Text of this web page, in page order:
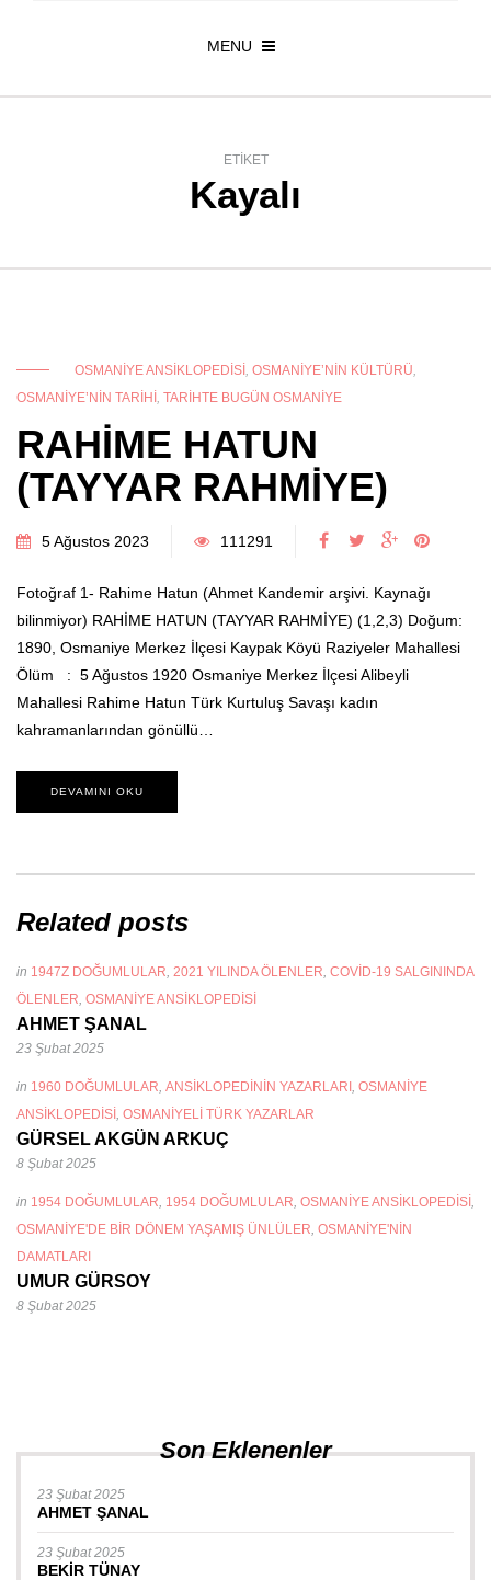
MENU
ETIKET
Kayalı
OSMANIYE ANSIKLOPEDISI , OSMANIYE’NIN KÜLTÜRÜ,
OSMANIYE’NIN TARIHI , TARIHTE BUGÜN OSMANIYE
RAHİME HATUN
(TAYYAR RAHMİYE)
5 Ağustos 2023 111291
Fotoğraf 1- Rahime Hatun (Ahmet Kandemir arşivi. Kaynağı
bilinmiyor) RAHİME HATUN (TAYYAR RAHMİYE) (1,2,3) Doğum:
1890, Osmaniye Merkez İlçesi Kaypak Köyü Raziyeler Mahallesi
Ölüm : 5 Ağustos 1920 Osmaniye Merkez İlçesi Alibeyli
Mahallesi Rahime Hatun Türk Kurtuluş Savaşı kadın
kahramanlarından gönüllü…
DEVAMINI OKU
Related posts
in 1947Z DOĞUMLULAR, 2021 YILINDA ÖLENLER, COVID-19 SALGININDA
ÖLENLER, OSMANIYE ANSIKLOPEDISI
AHMET ŞANAL
23 Şubat 2025
in 1960 DOĞUMLULAR, ANSIKLOPEDININ YAZARLARI , OSMANIYE
ANSIKLOPEDISI , OSMANIYELI TÜRK YAZARLAR
GÜRSEL AKGÜN ARKUÇ
8 Şubat 2025
in 1954 DOĞUMLULAR, 1954 DOĞUMLULAR, OSMANIYE ANSIKLOPEDISI ,
OSMANIYE'DE BIR DÖNEM YAŞAMIŞ ÜNLÜLER, OSMANIYE'NIN
DAMATLARI
UMUR GÜRSOY
8 Şubat 2025
Son Eklenenler
23 Şubat 2025
AHMET ŞANAL
23 Şubat 2025
BEKİR TÜNAY